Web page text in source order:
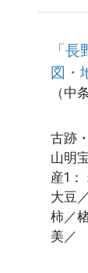
「
図・
（中
古跡
山明
産1：
大豆
柿／
美／